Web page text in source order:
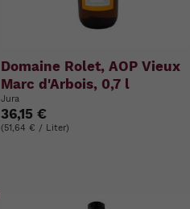
Domaine Rolet, AOP Vieux
Marc d'Arbois, 0,7 l
Jura
36,15 €
(51,64 € / Liter)